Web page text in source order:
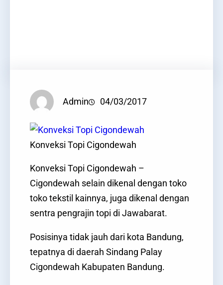
Admin 04/03/2017
Konveksi Topi Cigondewah
Konveksi Topi Cigondewah –
Cigondewah selain dikenal dengan toko
toko tekstil kainnya, juga dikenal dengan
sentra pengrajin topi di Jawabarat.
Posisinya tidak jauh dari kota Bandung,
tepatnya di daerah Sindang Palay
Cigondewah Kabupaten Bandung.